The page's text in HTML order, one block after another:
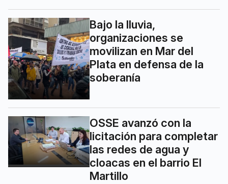
Bajo la lluvia,
organizaciones se
movilizan en Mar del
Plata en defensa de la
soberanía
OSSE avanzó con la
licitación para completar
las redes de agua y
cloacas en el barrio El
Martillo